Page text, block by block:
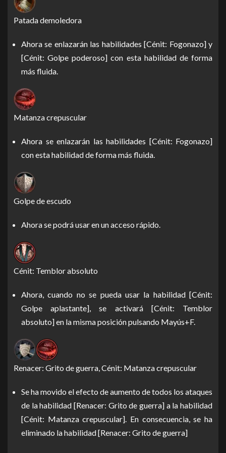
Patada demoledora
Ahora se enlazarán las habilidades [Cénit: Fogonazo] y
[Cénit: Golpe poderoso] con esta habilidad de forma
más fluida.
Matanza crepuscular
Ahora se enlazarán las habilidades [Cénit: Fogonazo]
con esta habilidad de forma más fluida.
Golpe de escudo
Ahora se podrá usar en un acceso rápido.
Cénit: Temblor absoluto
Ahora, cuando no se pueda usar la habilidad [Cénit:
Golpe aplastante], se activará [Cénit: Temblor
absoluto] en la misma posición pulsando Mayús+F.
Renacer: Grito de guerra, Cénit: Matanza crepuscular
Se ha movido el efecto de aumento de todos los ataques
de la habilidad [Renacer: Grito de guerra] a la habilidad
[Cénit: Matanza crepuscular]. En consecuencia, se ha
eliminado la habilidad [Renacer: Grito de guerra]